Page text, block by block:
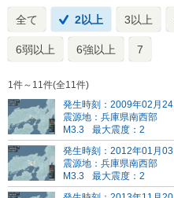
全て 2以上 3以上
6弱以上 6強以上 7
1件～11件(全11件)
発生時刻：2009年02月
震源地：兵庫県南西部
M3.3
最大震度：2
発生時刻：2012年01月
震源地：兵庫県南西部
M3.3
最大震度：2